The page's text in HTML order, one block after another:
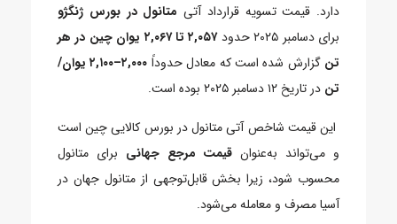
دارد. قیمت تسویه قرارداد آتی متانول در بورس ژنگژو
برای دسامبر ۲۰۲۵ حدود
۲,۰۵۷ تا ۲,۰۶۷ یوان چین در هر
تن گزارش شده است که معادل حدوداً
۲,۰۰۰–۲,۱۰۰ یوان/
تن در تاریخ ۱۲ دسامبر ۲۰۲۵ بوده است.
این قیمت شاخص آتی متانول در بورس کالایی چین است
و می‌تواند به‌عنوان قیمت مرجع جهانی برای متانول
محسوب شود، زیرا بخش قابل‌توجهی از متانول جهان در
آسیا مصرف و معامله می‌شود.